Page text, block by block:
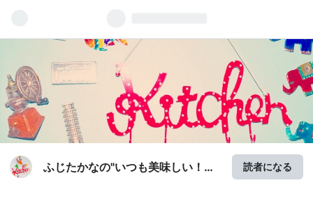
ふじたかなの"いつも美味しい！も
読者になる